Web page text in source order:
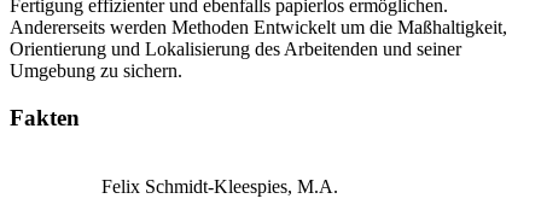
Fertigung effizienter und ebenfalls papierlos ermöglichen.
Andererseits werden Methoden Entwickelt um die Maßhaltigkeit,
Orientierung und Lokalisierung des Arbeitenden und seiner
Umgebung zu sichern.
Fakten
Felix Schmidt-Kleespies, M.A.